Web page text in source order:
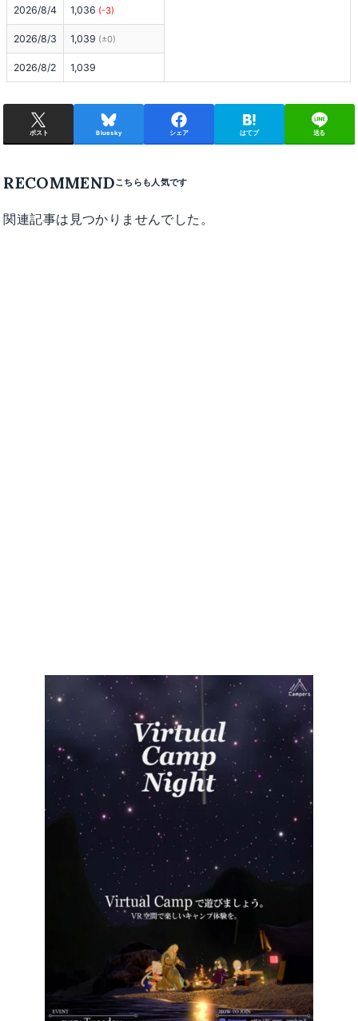
2026/8/4 1,036 (-3)
2026/8/3 1,039 (±0)
2026/8/2 1,039
ポスト Bluesky シェア はてブ 送る
RECOMMEND
関連記事は見つかりませんでした。